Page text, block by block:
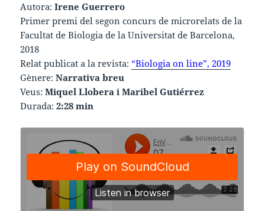
Autora:Irene Guerrero
Primer premi del segon concurs de microrelats de la
Facultat de Biologia de la Universitat de Barcelona,
2018
Relat publicat a la revista:“Biologia on line”, 2019
Gènere:Narrativa breu
Veus:Miquel Llobera i Maribel Gutiérrez
Durada:2:28 min